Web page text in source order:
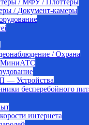
/ МФУ / Плоттеры
/ Документ-камеры
/ Охрана
МиниАТС
— Устройства
бесперебойного
интернета